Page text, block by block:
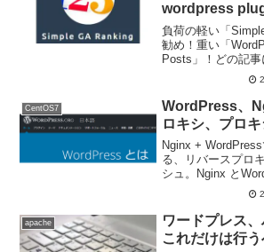
wordpress
負荷の軽い「
勧め！重い「
Posts」！どの記事
というランキング
「WordPress
CentOS7
WordPress、
ロキシ、プロ
Nginx +
る、リバースプロ
シュ。Nginx と
した設定が必要です
「
要があります。
apache
ワードプレス
これだけは行う